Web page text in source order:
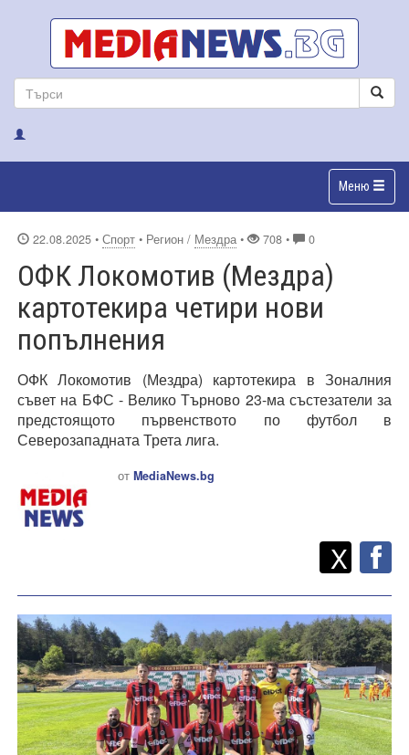
Меню
22.08.2025 • Спорт • Регион / Мездра • 708 • 0
ОФК Локомотив (Мездра)
картотекира четири нови
попълнения
ОФК Локомотив (Мездра) картотекира в Зоналния
съвет на БФС - Велико Търново 23-ма състезатели за
предстоящото първенството по футбол в
Северозападната Трета лига.
от MediaNews.bg
Споделете
X